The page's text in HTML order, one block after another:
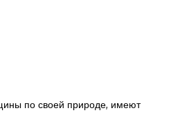
по своей природе, имеют